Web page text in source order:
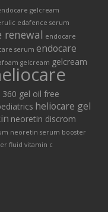
gelcream
edafence serum
renewal endocare
serum endocare
gelcream gelcream
360 gel oil free
heliocare gel
neoretin discrom
neoretin serum booster
fluid vitamin c